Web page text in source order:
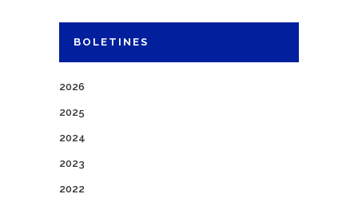
BOLETINES
2026
2025
2024
2023
2022